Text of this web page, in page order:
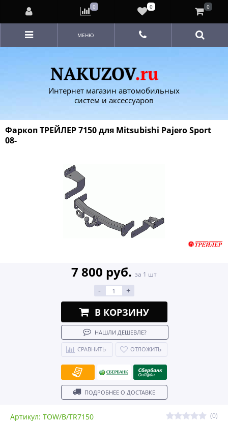
Интернет магазин автомобильных
систем и аксессуаров
МЕНЮ
Фаркоп ТРЕЙЛЕР 7150 для Mitsubishi Pajero Sport
08-
Артикул: TOW/B/TR7150 (0)
7 800 руб. за 1 шт
- +
В КОРЗИНУ
НАШЛИ ДЕШЕВЛЕ?
СРАВНИТЬ ОТЛОЖИТЬ
ПОДРОБНЕЕ О ДОСТАВКЕ
0 0 0